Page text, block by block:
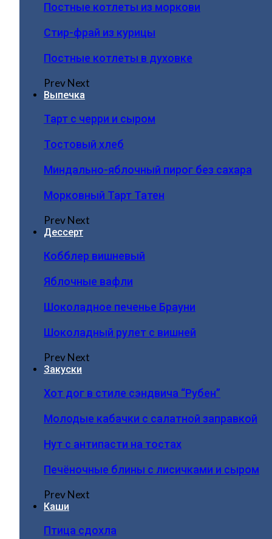
Постные котлеты из моркови
Стир-фрай из курицы
Постные котлеты в духовке
PrevNext
Выпечка
Тарт с черри и сыром
Тостовый хлеб
Миндально-яблочный пирог без сахара
Морковный Тарт Татен
PrevNext
Дессерт
Кобблер вишневый
Яблочные вафли
Шоколадное печенье Брауни
Шоколадный рулет с вишней
PrevNext
Закуски
Хот дог в стиле сэндвича “Рубен”
Молодые кабачки с салатной заправкой
Нут с антипасти на тостах
Печёночные блины с лисичками и сыром
PrevNext
Каши
Птица сдохла